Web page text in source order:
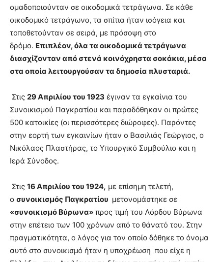
ομαδοποιούνταν σε οικοδομικά τετράγωνα. Σε κάθε
οικοδομικό τετράγωνο, τα σπίτια ήταν ισόγεια και
τοποθετούνταν σε σειρά, με πρόσοψη στο
δρόμο. Επιπλέον, όλα τα οικοδομικά τετράγωνα
διασχίζονταν από στενά κοινόχρηστα σοκάκια, μέσα
στα οποία λειτουργούσαν τα δημοσία πλυσταριά.
Στις 29 Απριλίου του 1923 έγιναν τα εγκαίνια του
Συνοικισμού Παγκρατίου και παραδόθηκαν οι πρώτες
500 κατοικίες (οι περισσότερες διώροφες). Παρόντες
στην εορτή των εγκαινίων ήταν ο Βασιλιάς Γεώργιος, ο
Νικόλαος Πλαστήρας, το Υπουργικό Συμβούλιο και η
Ιερά Σύνοδος.
Στις 16 Απριλίου του 1924, με επίσημη τελετή,
ο συνοικισμός Παγκρατίου μετονομάστηκε σε
«συνοικισμό Βύρωνα» προς τιμή του Λόρδου Βύρωνα
στην επέτειο των 100 χρόνων από το θάνατό του. Στην
πραγματικότητα, ο λόγος για τον οποίο δόθηκε το όνομα
αυτό στο συνοικισμό ήταν η υποχρέωση που είχε η